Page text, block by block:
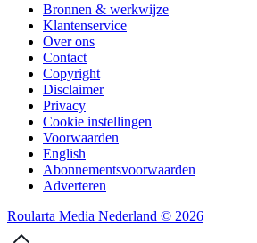
Bronnen & werkwijze
Klantenservice
Over ons
Contact
Copyright
Disclaimer
Privacy
Cookie instellingen
Voorwaarden
English
Abonnementsvoorwaarden
Adverteren
Roularta Media Nederland © 2026